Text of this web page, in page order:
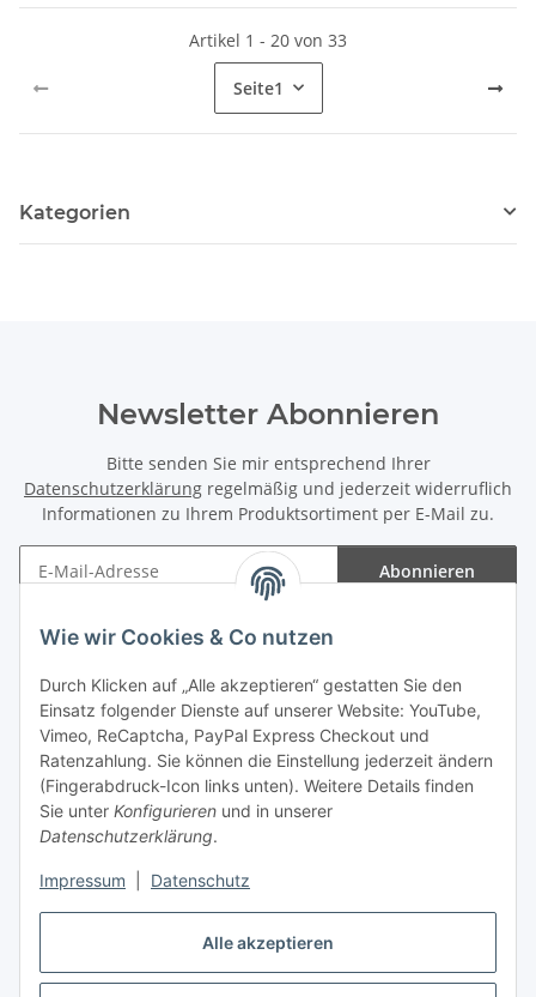
Alle akzeptieren
Wie wir Cookies & Co nutzen
Durch Klicken auf „Alle akzeptieren“ gestatten Sie den
Einsatz folgender Dienste auf unserer Website: YouTube,
Vimeo, ReCaptcha, PayPal Express Checkout und
Ratenzahlung. Sie können die Einstellung jederzeit ändern
(Fingerabdruck-Icon links unten). Weitere Details finden
Sie unter Konfigurieren und in unserer
Datenschutzerklärung.
Impressum Datenschutz
Artikel 1 - 20 von 33
Seite1
Kategorien
Newsletter Abonnieren
Bitte senden Sie mir entsprechend Ihrer
Datenschutzerklärung regelmäßig und jederzeit widerruflich
Informationen zu Ihrem Produktsortiment per E-Mail zu.
Abonnieren
Gesetzliche Informationen
Vertrag widerrufen
* Gemäß §19 UStG wird keine Umsatzsteuer berechnet, zzgl.Versand